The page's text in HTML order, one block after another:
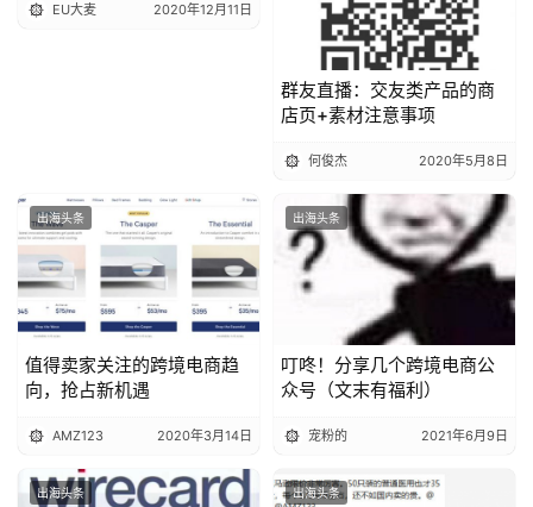
EU大麦 2020年12月11日
群友直播：交友类产品的商
店页+素材注意事项
何俊杰 2020年5月8日
出海头条
值得卖家关注的跨境电商趋
向，抢占新机遇
AMZ123 2020年3月14日
出海头条
叮咚！分享几个跨境电商公
众号（文末有福利）
宠粉的 2021年6月9日
出海头条 出海头条